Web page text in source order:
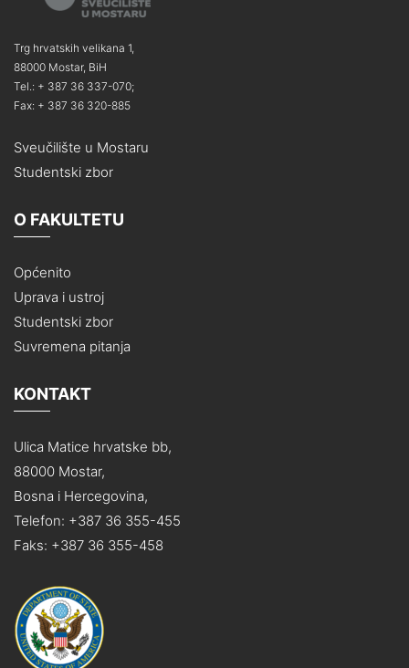
Trg hrvatskih velikana 1,
88000 Mostar, BiH
Tel.: + 387 36 337-070;
Fax: + 387 36 320-885
Sveučilište u Mostaru
Studentski zbor
O FAKULTETU
Općenito
Uprava i ustroj
Studentski zbor
Suvremena pitanja
KONTAKT
Ulica Matice hrvatske bb,
88000 Mostar,
Bosna i Hercegovina,
Telefon: +387 36 355-455
Faks: +387 36 355-458